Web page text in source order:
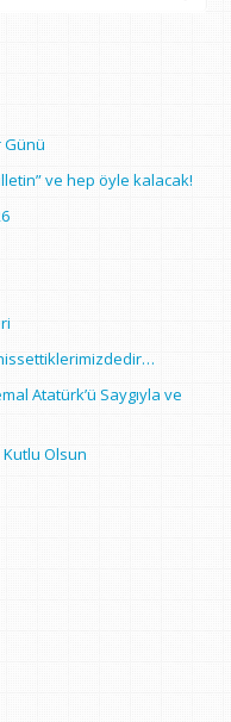
Günü
ve hep öyle kalacak!
Atatürk’ü Saygıyla ve
Kutlu Olsun